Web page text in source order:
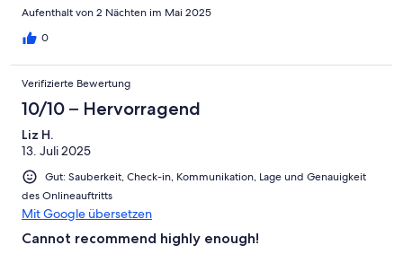
Aufenthalt von 2 Nächten im Mai 2025
0
Verifizierte Bewertung
10/10 – Hervorragend
Liz H.
13. Juli 2025
Gut: Sauberkeit, Check-in, Kommunikation, Lage und Genauigkeit
des Onlineauftritts
Mit Google übersetzen
Cannot recommend highly enough!